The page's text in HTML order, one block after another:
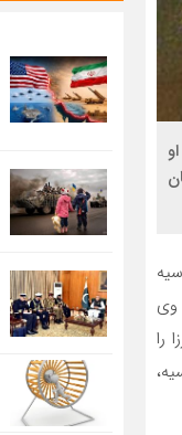
او
وی
را
۱۸۲۷ امپراتور روسیه،